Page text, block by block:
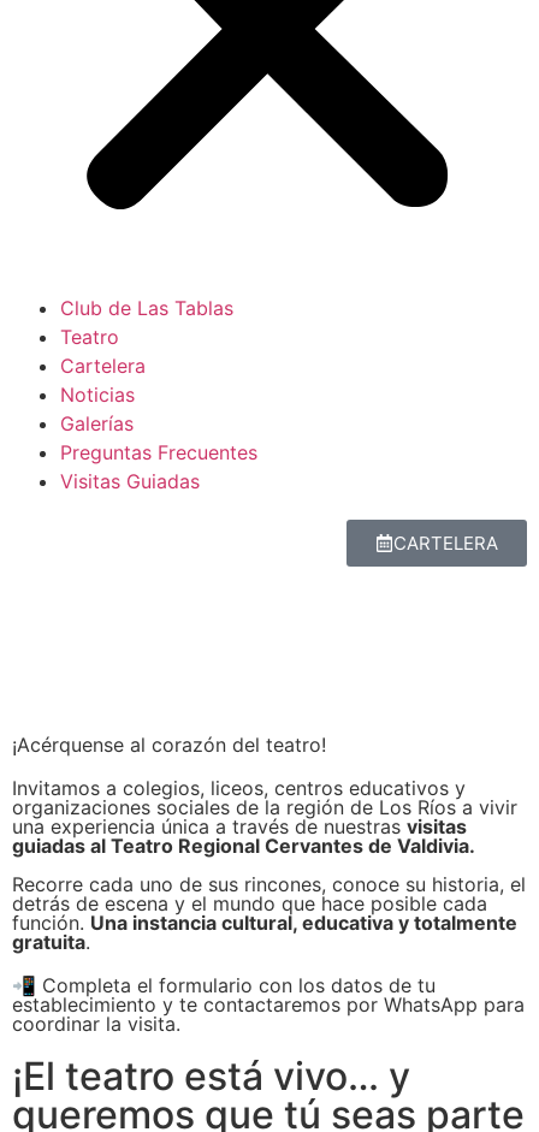
Club de Las Tablas
Teatro
Cartelera
Noticias
Galerías
Preguntas Frecuentes
Visitas Guiadas
CARTELERA
¡Acérquense al corazón del teatro!
Invitamos a colegios, liceos, centros educativos y
organizaciones sociales de la región de Los Ríos a vivir
una experiencia única a través de nuestras visitas
guiadas al Teatro Regional Cervantes de Valdivia.
Recorre cada uno de sus rincones, conoce su historia, el
detrás de escena y el mundo que hace posible cada
función. Una instancia cultural, educativa y totalmente
gratuita.
📲 Completa el formulario con los datos de tu
establecimiento y te contactaremos por WhatsApp para
coordinar la visita.
¡El teatro está vivo… y
queremos que tú seas parte